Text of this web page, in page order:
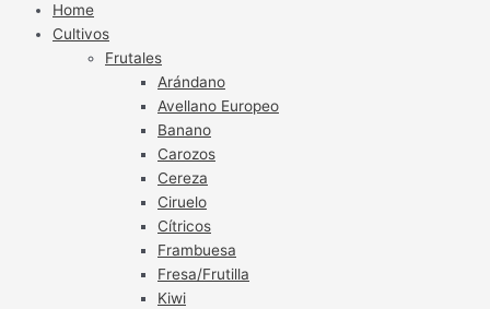
Home
Cultivos
Frutales
Arándano
Avellano Europeo
Banano
Carozos
Cereza
Ciruelo
Cítricos
Frambuesa
Fresa/Frutilla
Kiwi